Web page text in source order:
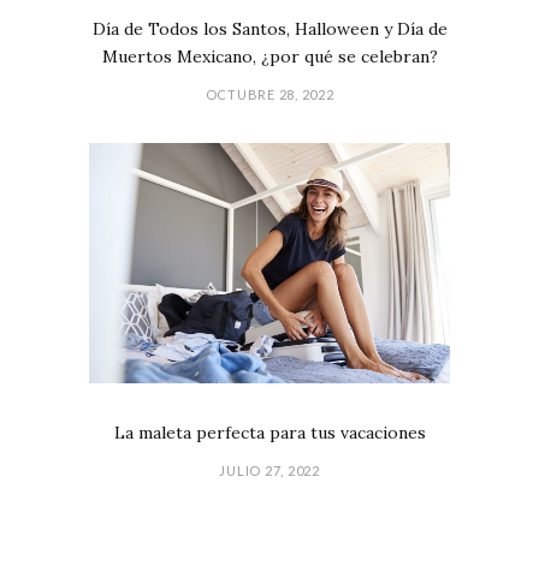
Día de Todos los Santos, Halloween y Día de
Muertos Mexicano, ¿por qué se celebran?
OCTUBRE 28, 2022
La maleta perfecta para tus vacaciones
JULIO 27, 2022